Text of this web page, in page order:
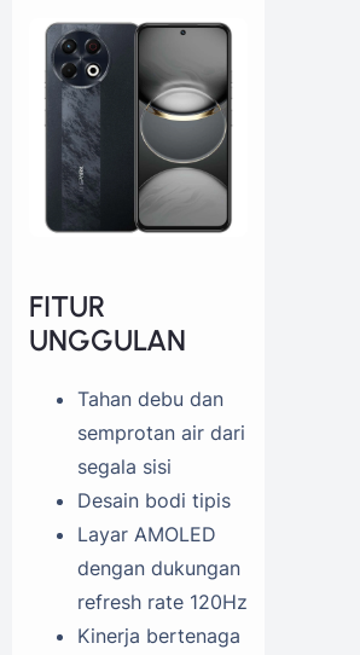
FITUR
UNGGULAN
Tahan debu dan
semprotan air dari
segala sisi
Desain bodi tipis
Layar AMOLED
dengan dukungan
refresh rate 120Hz
Kinerja bertenaga